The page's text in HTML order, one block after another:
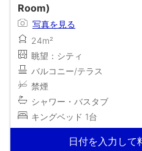
Room)
写真を見る
24m²
眺望：シティ
バルコニー/テラス
禁煙
シャワー・バスタブ
キングベッド 1台
日付を入力して